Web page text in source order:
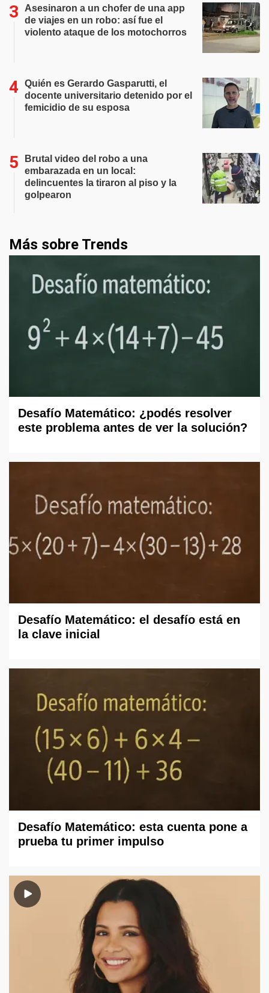
Asesinaron a un chofer de una app
de viajes en un robo: así fue el
violento ataque de los motochorros
Quién es Gerardo Gasparutti, el
docente universitario detenido por el
femicidio de su esposa
Brutal video del robo a una
embarazada en un local:
delincuentes la tiraron al piso y la
golpearon
Más sobre Trends
Desafío Matemático: ¿podés resolver
este problema antes de ver la solución?
Desafío Matemático: el desafío está en
la clave inicial
Desafío Matemático: esta cuenta pone a
prueba tu primer impulso